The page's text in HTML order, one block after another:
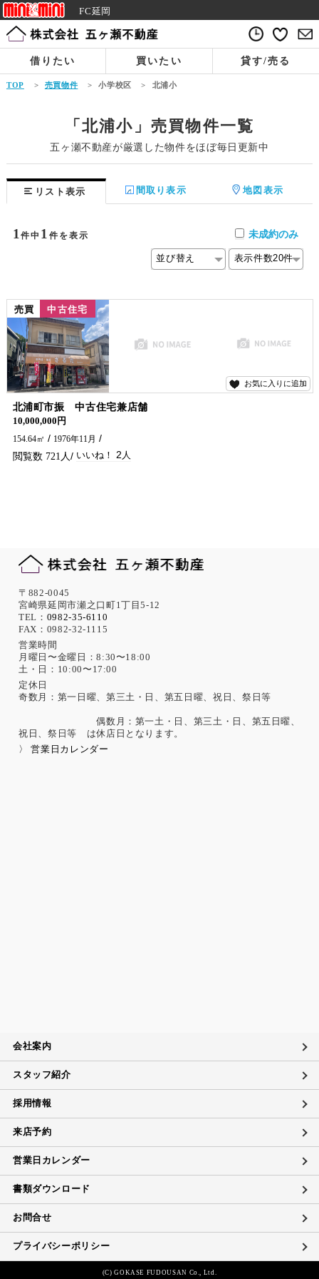
FC延岡
借りたい 買いたい 貸す/売る
TOP > 売買物件 > 小学校区 > 北浦小
「北浦小」売買物件一覧
五ヶ瀬不動産が厳選した物件をほぼ毎日更新中
リスト表示 間取り表示 地図表示
1件中 1件を表示 未成約のみ
売買 中古住宅
お気に入りに追加
北浦町市振 中古住宅兼店舗
10,000,000円
154.64㎡
1976年11月
721 2
〒882-0045
宮崎県延岡市瀬之口町1丁目5-12
TEL： 0982-35-6110
FAX：0982-32-1115
営業時間
月曜日〜金曜日：8:30〜18:00
土・日：10:00〜17:00
定休日
奇数月：第一日曜、第三土・日、第五日曜、祝日、祭日等
偶数月：第一土・日、第三土・日、第五日曜、
祝日、祭日等 は休店日となります。
〉 営業日カレンダー
会社案内
スタッフ紹介
採用情報
来店予約
営業日カレンダー
書類ダウンロード
お問合せ
プライバシーポリシー
(C) GOKASE FUDOUSAN Co., Ltd.